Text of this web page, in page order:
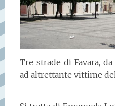
Tre strade di Favara,
ad altrettante vittime